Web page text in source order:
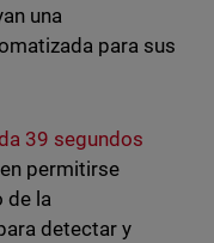
una
para sus
39 segundos
permitirse
de la
detectar y